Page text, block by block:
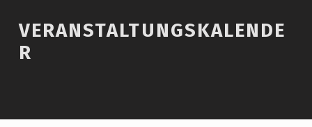
VERANSTALTUNGSKALENDE
R